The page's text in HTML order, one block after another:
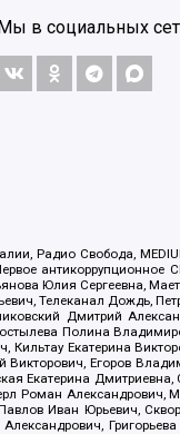
в социальных
Радио Свобода,
антикоррупционное
Юлия Сергеевна,
Телеканал Дождь,
Дмитрий
Полина
Екатерина
Егоров
Екатерина
Роман Александрович,
Иван Юрьевич,